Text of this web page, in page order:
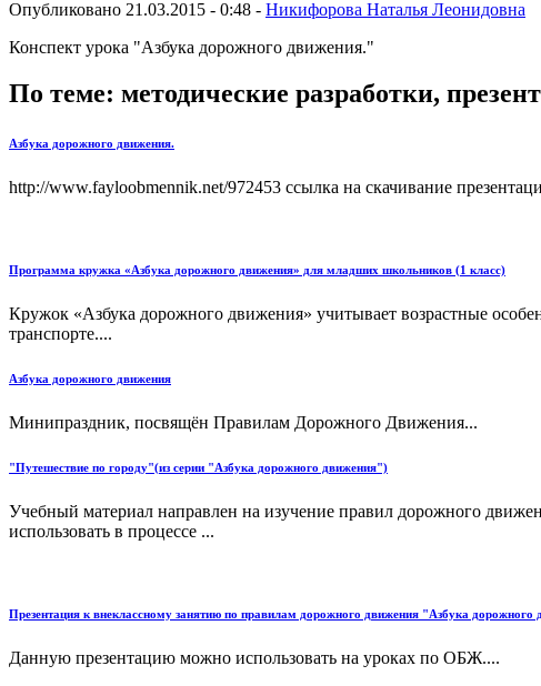
Опубликовано 21.03.2015 - 0:48 - Никифорова Наталья Леонидовна
Конспект урока "Азбука дорожного движения."
По теме: методические разработки,
Азбука дорожного движения.
http://www.fayloobmennik.net/972453 ссылка на скачивание
Программа кружка «Азбука дорожного движения» для младших школьников (1 класс)
Кружок «Азбука дорожного движения» учитывает возрастные
транспорте....
Азбука дорожного движения
Минипраздник, посвящён Правилам Дорожного Движения...
"Путешествие по городу"(из серии "Азбука дорожного движения")
Учебный материал направлен на изучение правил дорожного
использовать в процессе ...
Презентация к внеклассному занятию по правилам дорожного движения "Азбука
Данную презентацию можно использовать на уроках по ОБЖ....